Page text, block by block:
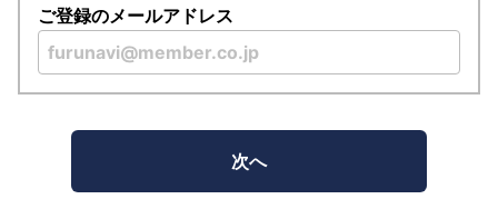
ご登録のメールアドレス